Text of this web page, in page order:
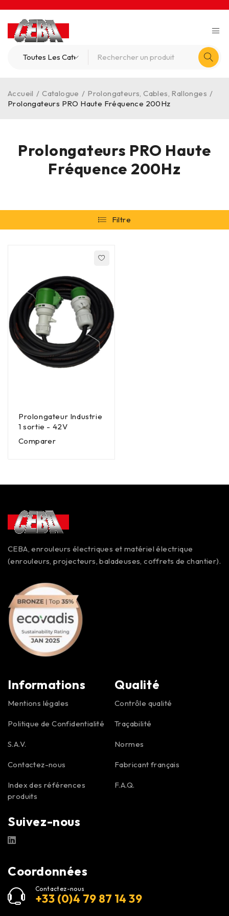
Prolongateurs PRO Haute
Fréquence 200Hz
Accueil / Catalogue / Prolongateurs, Cables, Rallonges /
Prolongateurs PRO Haute Fréquence 200Hz
Filtre
Prolongateur Industrie
1 sortie - 42V
Comparer
CEBA, enrouleurs électriques et matériel électrique
(enrouleurs, projecteurs, baladeuses, coffrets de chantier).
Informations
Mentions légales
Politique de Confidentialité
S.A.V.
Contactez-nous
Index des références
produits
Suivez-nous
Qualité
Contrôle qualité
Traçabilité
Normes
Fabricant français
F.A.Q.
Coordonnées
Contactez-nous
+33 (0)4 79 87 14 39